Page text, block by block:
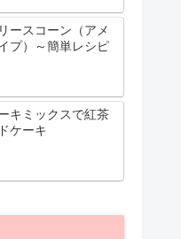
ースコーン（アメ
プ）～簡単レシピ
キミックスで紅茶
ケーキ